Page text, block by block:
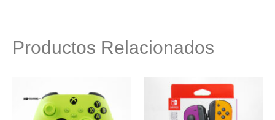
Productos Relacionados